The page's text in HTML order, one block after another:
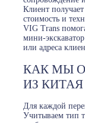
Клиент
стоимость и
VIG Trans
мини-
или адреса
КАК МЫ
ИЗ КИТАЯ
Для каждой
Учитываем тип